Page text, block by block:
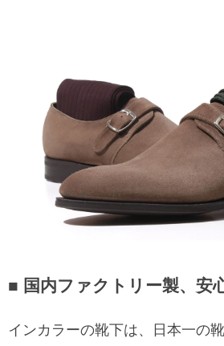
■ 国内ファクトリー製、安
インカラーの靴下は、日本一の